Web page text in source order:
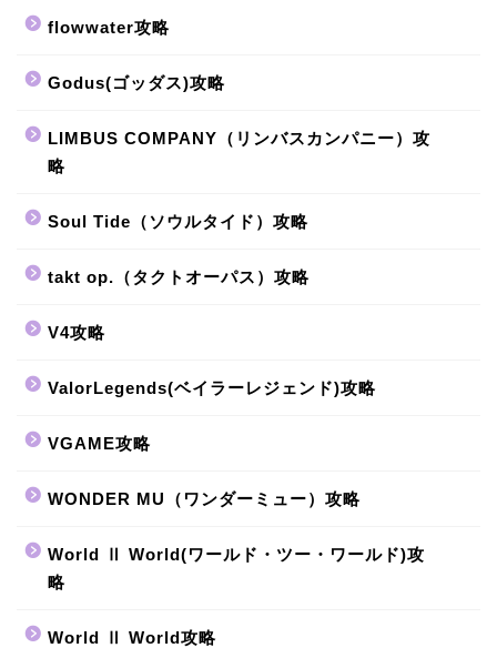
flowwater攻略
Godus(ゴッダス)攻略
LIMBUS COMPANY（リンバスカンパニー）攻
略
Soul Tide（ソウルタイド）攻略
takt op.（タクトオーパス）攻略
V4攻略
ValorLegends(ベイラーレジェンド)攻略
VGAME攻略
WONDER MU（ワンダーミュー）攻略
World Ⅱ World(ワールド・ツー・ワールド)攻
略
World Ⅱ World攻略